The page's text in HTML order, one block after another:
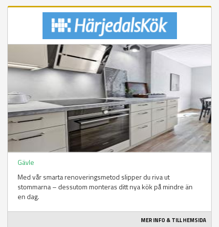
Gävle
Med vår smarta renoveringsmetod slipper du riva ut
stommarna – dessutom monteras ditt nya kök på mindre än
en dag.
MER INFO & TILL HEMSIDA